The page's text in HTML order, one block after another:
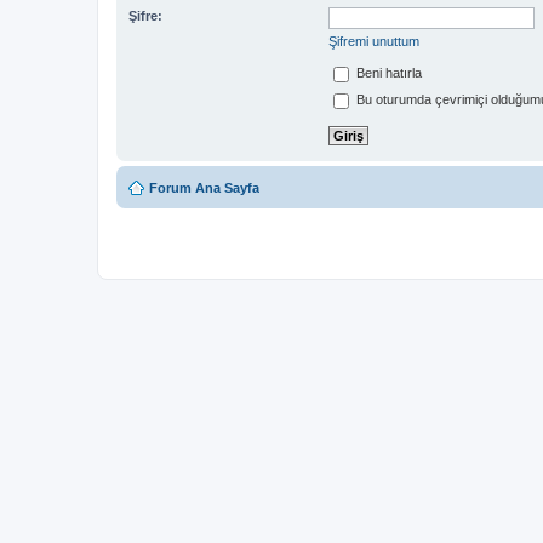
Şifre:
Şifremi unuttum
Beni hatırla
Bu oturumda çevrimiçi
Forum Ana Sayfa